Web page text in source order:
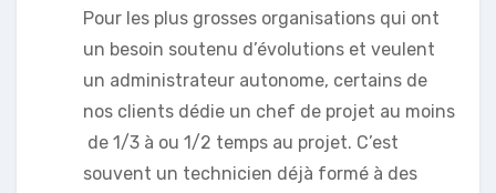
Pour les plus grosses organisations qui ont
un besoin soutenu d’évolutions et veulent
un administrateur autonome, certains de
nos clients dédie un chef de projet au moins
de 1/3 à ou 1/2 temps au projet. C’est
souvent un technicien déjà formé à des